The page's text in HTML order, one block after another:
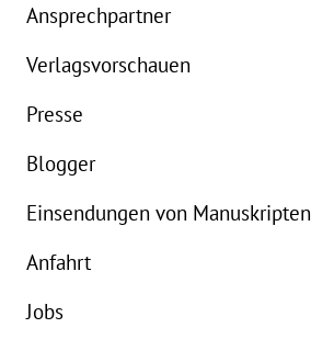
Ansprechpartner
Verlagsvorschauen
Presse
Blogger
Einsendungen von Manuskripten
Anfahrt
Jobs